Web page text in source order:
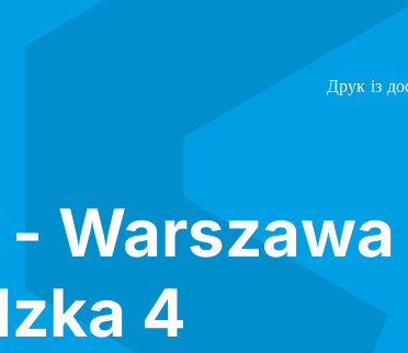
Друк із
Warszawa
4